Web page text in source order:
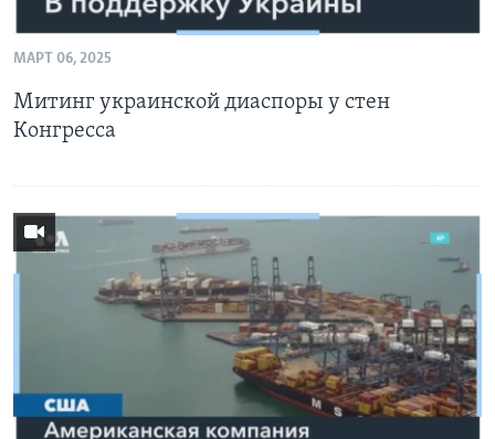
МАРТ 06, 2025
Митинг украинской диаспоры у стен
Конгресса